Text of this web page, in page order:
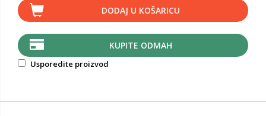
DODAJ U KOŠARICU
KUPITE ODMAH
Usporedite proizvod